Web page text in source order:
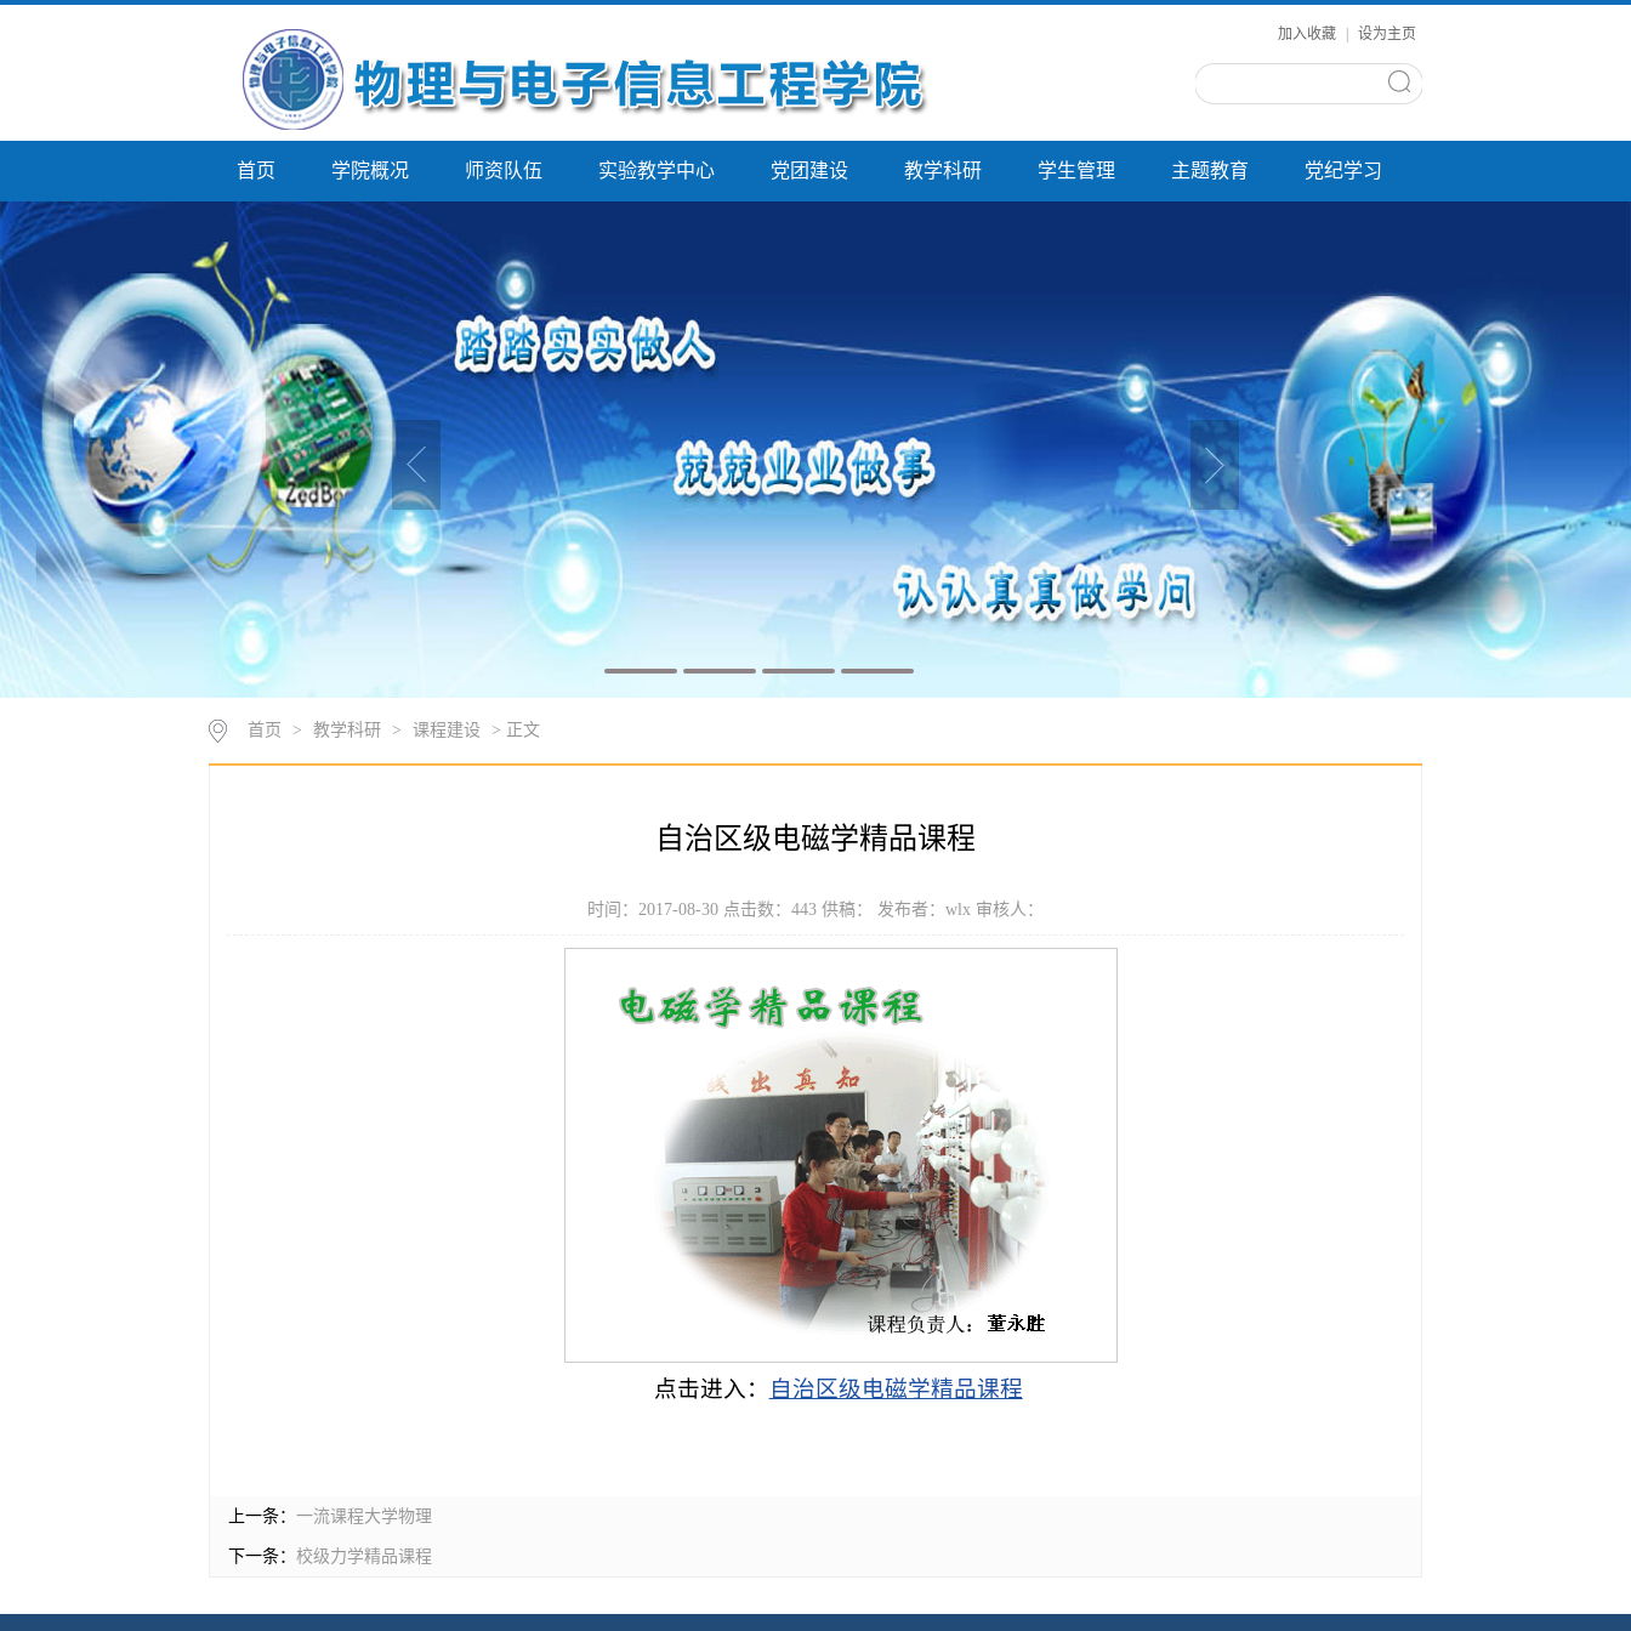
加入收藏 设为主页
首页 学院概况 师资队伍 实验教学中心 党团建设 教学科研 学生管理 主题教育 党纪学习
首页 > 教学科研 > 课程建设 > 正文
自治区级电磁学精品课程
时间：2017-08-30 点击数： 443 供稿： 发布者：wlx 审核人：
点击进入： 自治区级电磁学精品课程
上一条： 一流课程大学物理
下一条： 校级力学精品课程